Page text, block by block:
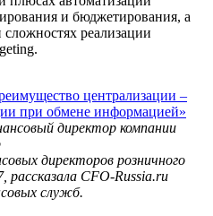
и бюджетирования, а
реализации
централизации –
при обмене информацией»
директор компании
директоров розничного
, рассказала CFO-Russia.ru
служб.